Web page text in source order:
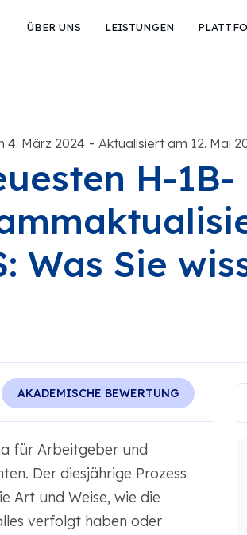
ÜBER UNS LEISTUNGEN
4. März 2024 - Aktualisiert am 12. Mai
H-1B-
Was Sie
AKADEMISCHE BEWERTUNG
für Arbeitgeber und
Der diesjährige Prozess
Art und Weise, wie die
verfolgt haben oder